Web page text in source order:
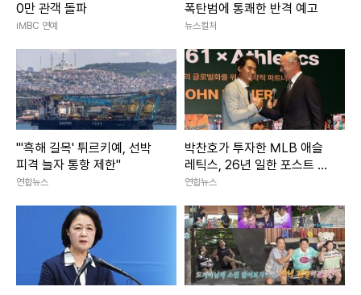
0만 관객 돌파
iMBC 연예
폭탄범에 통쾌한 반격 예고
뉴스컬처
"'흑해 길목' 튀르키예, 선박
피격 늘자 통항 제한"
연합뉴스
박찬호가 투자한 MLB 애슬
레틱스, 26년 일한 포스트 단
장과 결별
연합뉴스